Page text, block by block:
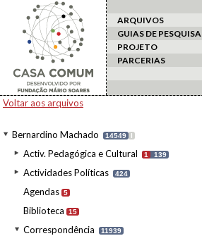
ARQUIVOS
GUIAS DE PESQUISA
PROJETO
PARCERIAS
Voltar aos arquivos
Bernardino Machado 14549 I
Activ. Pedagógica e Cultural 1 139
Actividades Políticas 424
Agendas 5
Biblioteca 15
Correspondência 11939